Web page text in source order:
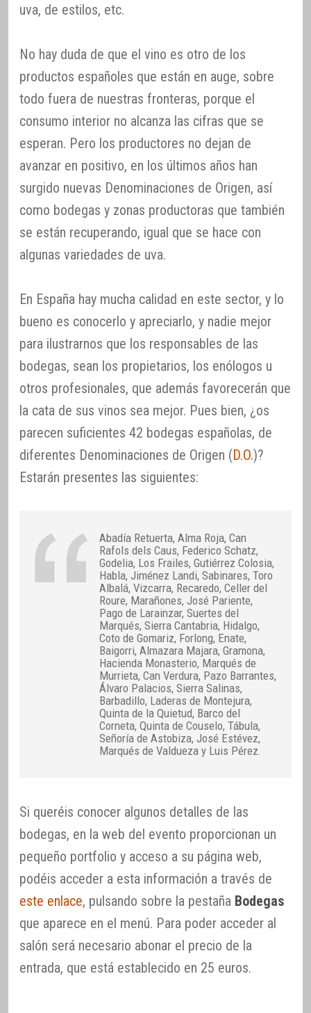
uva, de estilos, etc.
No hay duda de que el vino es otro de los
productos españoles que están en auge, sobre
todo fuera de nuestras fronteras, porque el
consumo interior no alcanza las cifras que se
esperan. Pero los productores no dejan de
avanzar en positivo, en los últimos años han
surgido nuevas Denominaciones de Origen, así
como bodegas y zonas productoras que también
se están recuperando, igual que se hace con
algunas variedades de uva.
En España hay mucha calidad en este sector, y lo
bueno es conocerlo y apreciarlo, y nadie mejor
para ilustrarnos que los responsables de las
bodegas, sean los propietarios, los enólogos u
otros profesionales, que además favorecerán que
la cata de sus vinos sea mejor. Pues bien, ¿os
parecen suficientes 42 bodegas españolas, de
diferentes Denominaciones de Origen (D.O.)?
Estarán presentes las siguientes:
Abadía Retuerta, Alma Roja, Can
Rafols dels Caus, Federico Schatz,
Godelia, Los Frailes, Gutiérrez Colosia,
Habla, Jiménez Landi, Sabinares, Toro
Albalá, Vizcarra, Recaredo, Celler del
Roure, Marañones, José Pariente,
Pago de Larainzar, Suertes del
Marqués, Sierra Cantabria, Hidalgo,
Coto de Gomariz, Forlong, Enate,
Baigorri, Almazara Majara, Gramona,
Hacienda Monasterio, Marqués de
Murrieta, Can Verdura, Pazo Barrantes,
Álvaro Palacios, Sierra Salinas,
Barbadillo, Laderas de Montejura,
Quinta de la Quietud, Barco del
Corneta, Quinta de Couselo, Tábula,
Señoría de Astobiza, José Estévez,
Marqués de Valdueza y Luis Pérez.
Si queréis conocer algunos detalles de las
bodegas, en la web del evento proporcionan un
pequeño portfolio y acceso a su página web,
podéis acceder a esta información a través de
este enlace, pulsando sobre la pestaña Bodegas
que aparece en el menú. Para poder acceder al
salón será necesario abonar el precio de la
entrada, que está establecido en 25 euros.